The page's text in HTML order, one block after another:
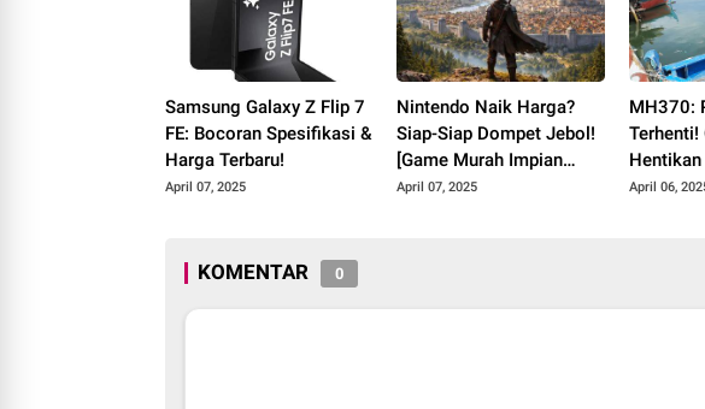
Samsung Galaxy Z Flip 7
FE: Bocoran Spesifikasi &
Harga Terbaru!
April 07, 2025
Nintendo Naik Harga?
Siap-Siap Dompet Jebol!
[Game Murah Impian
Pupus?]
April 07, 2025
MH370:
Terhenti!
Hentikan
Terbaru!
April 06,
KOMENTAR 0